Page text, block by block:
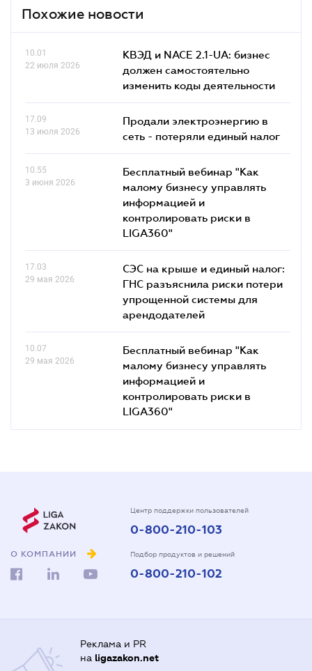
Похожие новости
10.01
22 июля 2026
КВЭД и NACE 2.1-UA: бизнес
должен самостоятельно
изменить коды деятельности
17.09
13 июля 2026
Продали электроэнергию в
сеть - потеряли единый налог
10.55
3 июня 2026
Бесплатный вебинар "Как
малому бизнесу управлять
информацией и
контролировать риски в
LIGA360"
17.03
29 мая 2026
СЭС на крыше и единый налог:
ГНС разъяснила риски потери
упрощенной системы для
арендодателей
10.07
29 мая 2026
Бесплатный вебинар "Как
малому бизнесу управлять
информацией и
контролировать риски в
LIGA360"
О КОМПАНИИ
Центр поддержки пользователей
0-800-210-103
Подбор продуктов и решений
0-800-210-102
Реклама и PR
на ligazakon.net